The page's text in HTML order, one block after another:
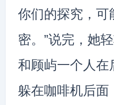
你们的探究，可
密。”说完，她
和顾屿一个人在
躲在咖啡机后面